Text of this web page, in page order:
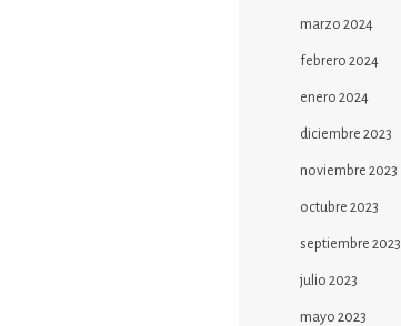
marzo 2024
febrero 2024
enero 2024
diciembre 2023
noviembre 2023
octubre 2023
septiembre 2023
julio 2023
mayo 2023